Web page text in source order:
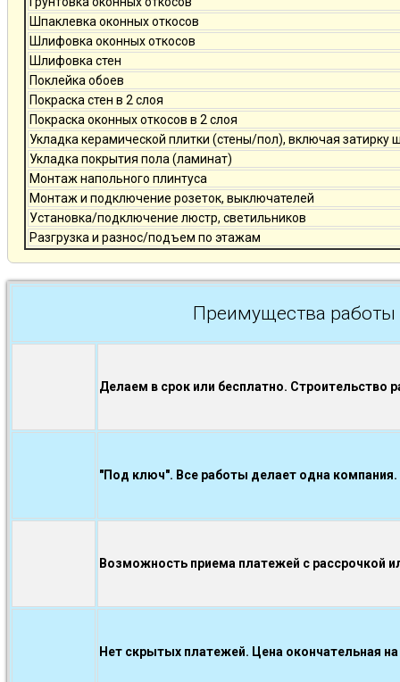
Шпаклевка оконных откосов
Шлифовка оконных откосов
Шлифовка стен
Поклейка обоев
Покраска стен в 2 слоя
Покраска оконных откосов в 2 слоя
Укладка керамической плитки (стены/пол), включая затирку
Укладка покрытия пола (ламинат)
Монтаж напольного плинтуса
Монтаж и подключение розеток, выключателей
Установка/подключение люстр, светильников
Разгрузка и разнос/подъем по этажам
Преимущества
Делаем в срок или бесплатно. Строительство
"Под ключ". Все работы делает одна компания.
Возможность приема платежей с рассрочкой
Нет скрытых платежей. Цена окончательная